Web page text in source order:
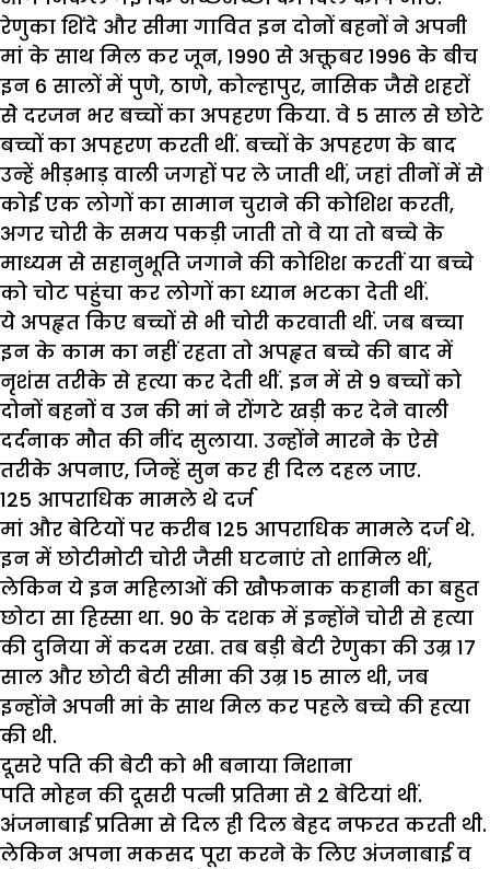
रेणुका शिंदे और सीमा गावित इन दोनों बहनों ने अपनी
मां के साथ मिल कर जून, 1990 से अक्तूबर 1996 के बीच
इन 6 सालों में पुणे, ठाणे, कोल्हापुर, नासिक जैसे शहरों
सेे दरजन भर बच्चों का अपहरण किया. वे 5 साल से छोटे
बच्चों का अपहरण करती थीं. बच्चों के अपहरण के बाद
उन्हें भीड़भाड़ वाली जगहों पर ले जाती थीं, जहां तीनों में से
कोई एक लोगों का सामान चुराने की कोशिश करती,
अगर चोरी के समय पकड़ी जाती तो वे या तो बच्चे के
माध्यम से सहानुभूति जगाने की कोशिश करतीं या बच्चे
को चोट पहुंचा कर लोगों का ध्यान भटका देती थीं.
ये अपहृत किए बच्चों से भी चोरी करवाती थीं. जब बच्चा
इन के काम का नहीं रहता तो अपहृत बच्चे की बाद में
नृशंस तरीके से हत्या कर देती थीं. इन में से 9 बच्चों को
दोनों बहनों व उन की मां ने रोंगटे खड़ी कर देने वाली
दर्दनाक मौत की नींद सुलाया. उन्होंने मारने के ऐसे
तरीके अपनाए, जिन्हें सुन कर ही दिल दहल जाए.
125 आपराधिक मामले थे दर्ज
मां और बेटियों पर करीब 125 आपराधिक मामले दर्ज थे.
इन में छोटीमोटी चोरी जैसी घटनाएं तो शामिल थीं,
लेकिन ये इन महिलाओं की खौफनाक कहानी का बहुत
छोटा सा हिस्सा था. 90 के दशक में इन्होंने चोरी से हत्या
की दुनिया में कदम रखा. तब बड़ी बेटी रेणुका की उम्र 17
साल और छोटी बेटी सीमा की उम्र 15 साल थी, जब
इन्होंने अपनी मां के साथ मिल कर पहले बच्चे की हत्या
की थी.
दूसरे पति की बेटी को भी बनाया निशाना
पति मोहन की दूसरी पत्नी प्रतिमा से 2 बेटियां थीं.
अंजनाबाई प्रतिमा से दिल ही दिल बेहद नफरत करती थी.
लेकिन अपना मकसद पूरा करने के लिए अंजनाबाई व